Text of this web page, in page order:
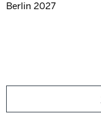
Berlin 2027